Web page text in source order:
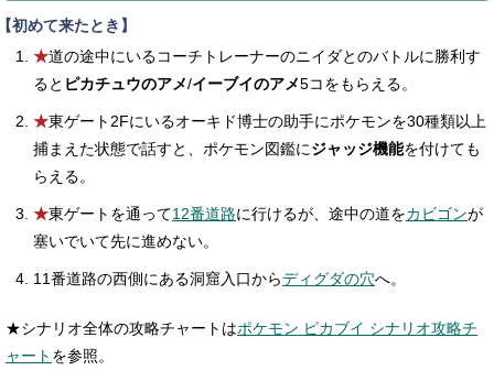
初めて来たとき】
★道の途中にいるコーチトレーナーのニイダとのバトルに勝利す
ると ピカチュウのアメ/イーブイのアメ5コをもらえる。
★東ゲート2Fにいるオーキド博士の助手にポケモンを30種類以上
捕まえた状態で話すと、ポケモン図鑑にジャッジ機能を付けても
らえる。
★東ゲートを通って12番道路に行けるが、途中の道をカビゴンが
塞いでいて先に進めない。
11番道路の西側にある洞窟入口からディグダの穴へ。
★シナリオ全体の攻略チャートはポケモン ピカブイ シナリオ攻略チ
ャート を参照。